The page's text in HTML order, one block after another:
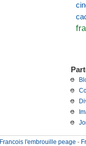
Francois l'embrouille peage -